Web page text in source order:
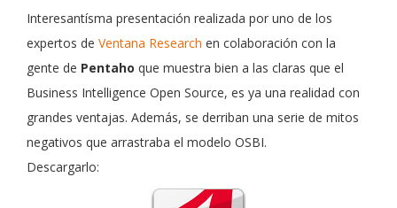
Interesantísma presentación realizada por uno de los
expertos de Ventana Research en colaboración con la
gente de Pentaho que muestra bien a las claras que el
Business Intelligence Open Source, es ya una realidad con
grandes ventajas. Además, se derriban una serie de mitos
negativos que arrastraba el modelo OSBI.
Descargarlo: